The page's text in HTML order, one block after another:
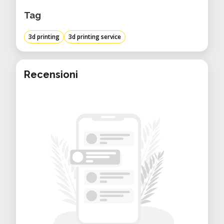
2 Nozzles für Multimaterialdruck
Geschlossener Bauraum für
Ideal für Multicolor & Multi-Material
Anwendungen
Sehr saubere Oberflächenqualität
Großer industrieller Bauraum
Tag
3d printing 3d printing service
Recensioni